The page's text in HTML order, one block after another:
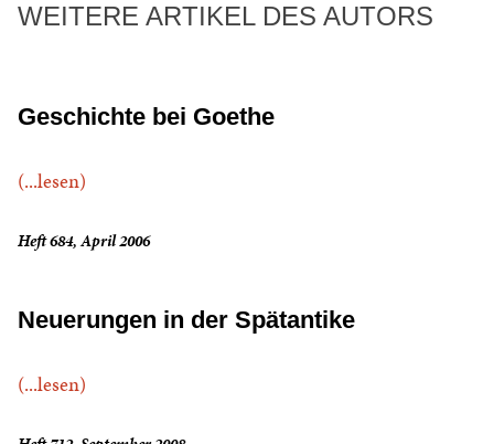
WEITERE ARTIKEL DES AUTORS
Geschichte bei Goethe
(...lesen)
Heft 684, April 2006
Neuerungen in der Spätantike
(...lesen)